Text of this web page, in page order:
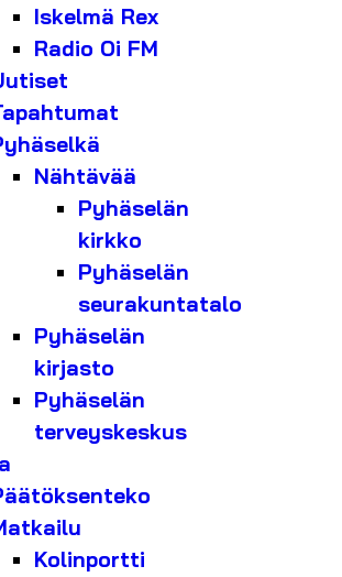
Iskelmä Rex
Radio Oi FM
Nähtävää
Pyhäselän
kirkko
Pyhäselän
seurakuntatalo
Pyhäselän
kirjasto
Pyhäselän
terveyskeskus
Kolinportti